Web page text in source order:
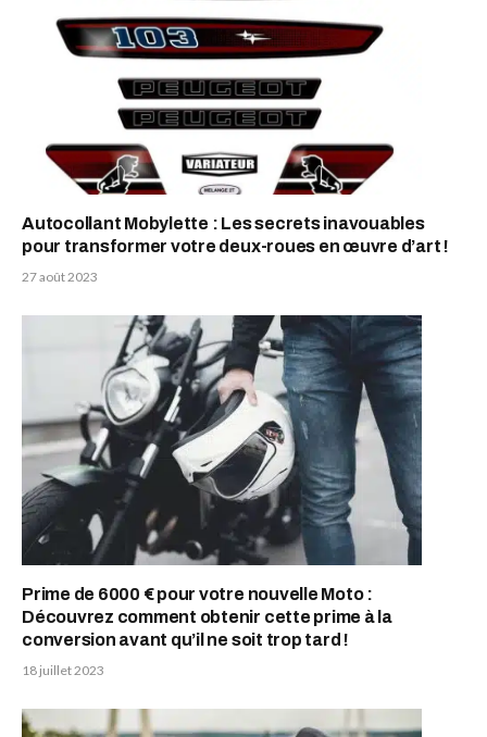
Autocollant Mobylette : Les secrets inavouables
pour transformer votre deux-roues en œuvre d’art !
27 août 2023
Prime de 6000 € pour votre nouvelle Moto :
Découvrez comment obtenir cette prime à la
conversion avant qu’il ne soit trop tard !
18 juillet 2023